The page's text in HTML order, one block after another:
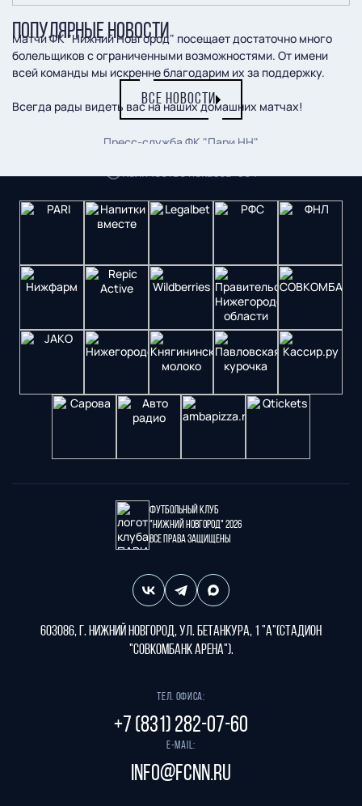
Матчи ФК "Нижний Новгород" посещает достаточно много
болельщиков с ограниченными возможностями. От имени
всей команды мы искренне благодарим их за поддержку.
Всегда рады видеть вас на наших домашних матчах!
Пресс-служба ФК "Пари НН"
Количество показов:384
ПОПУЛЯРНЫЕ НОВОСТИ
ВСЕ НОВОСТИ
Футбольный клуб
"Нижний Новгород" 2026
Все права защищены
603086, г. Нижний Новгород, ул. Бетанкура, 1 "А"(стадион
"СОВКОМБАНК АРЕНА").
Тел. офиса:
+7 (831) 282-07-60
E-mail:
info@fcnn.ru